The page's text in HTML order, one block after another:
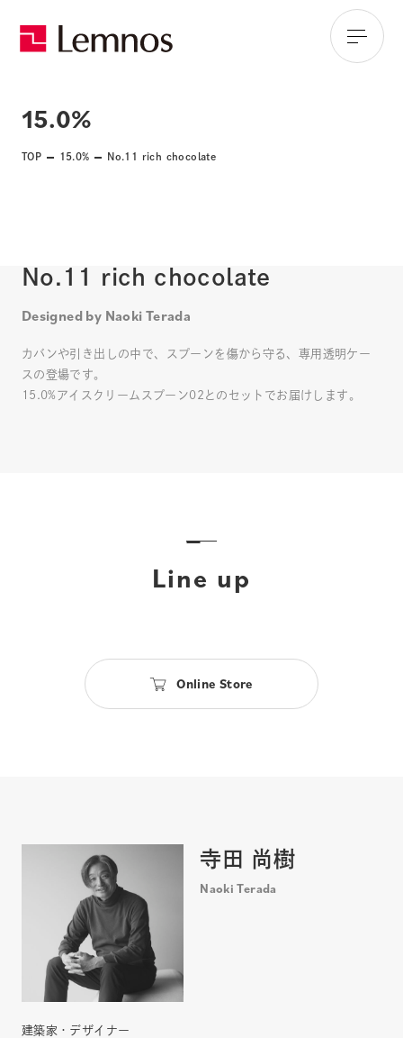
15.0%
TOP 15.0% No.11 rich chocolate
No.11 rich chocolate
Designed by Naoki Terada
カバンや引き出しの中で、スプーンを傷から守る、専用透明ケー
スの登場です。
15.0%アイスクリームスプーン02とのセットでお届けします。
Line up
Online Store
寺田 尚樹
Naoki Terada
建築家・デザイナー